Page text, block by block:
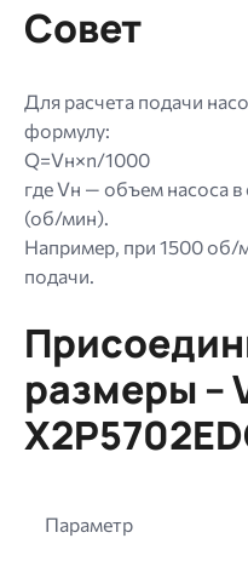
Совет
Для расчета подачи
формулу:
Q=Vн×n/1000
где Vн — объем насоса
(об/мин).
Например, при 1500 об/
подачи.
размеры –
Параметр